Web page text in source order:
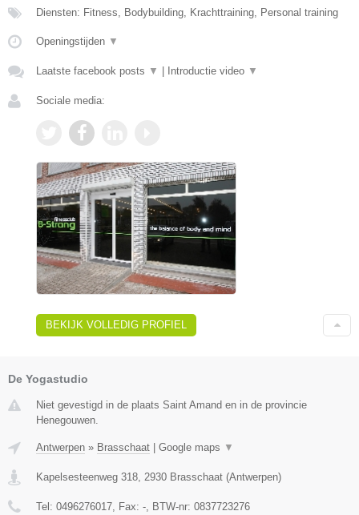
Diensten: Fitness, Bodybuilding, Krachttraining, Personal training
Openingstijden ▼
Laatste facebook posts ▼ | Introductie video ▼
Sociale media:
BEKIJK VOLLEDIG PROFIEL
De Yogastudio
Niet gevestigd in de plaats Saint Amand en in de provincie
Henegouwen.
Antwerpen » Brasschaat Google maps ▼
Kapelsesteenweg 318, 2930 Brasschaat (Antwerpen)
Tel: 0496276017, Fax: -, BTW-nr: 0837723276